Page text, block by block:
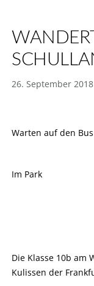
26. September 2018
Warten auf den
Im Park
Die Klasse 10b am
Kulissen der